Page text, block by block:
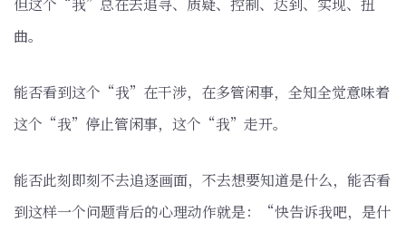
曲。
能否看到这个“我”在干涉，在多管闲事，全知全觉意味着
这个“我”停止管闲事，这个“我”走开。
能否此刻即刻不去追逐画面，不去想要知道是什么，能否看
到这样一个问题背后的心理动作就是：“快告诉我吧，是什